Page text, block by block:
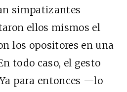
simpatizantes
ellos mismos el
los opositores en una
todo caso, el gesto
para entonces —lo